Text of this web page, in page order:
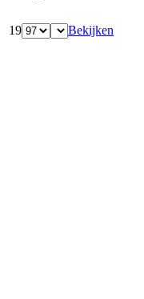
19 Bekijken